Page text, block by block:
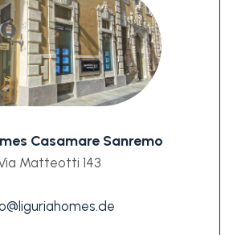
Casamare Sanremo
Matteotti 143